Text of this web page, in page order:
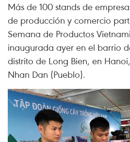
Más de 100 stands de
de producción y comercio
Semana de Productos
inaugurada ayer en el barrio
distrito de Long Bien, en
Nhan Dan (Pueblo).